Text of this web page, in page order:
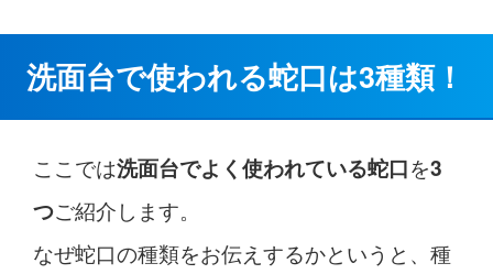
洗面台で使われる蛇口は3種類！
ここでは洗面台でよく使われている蛇口を3
つご紹介します。
なぜ蛇口の種類をお伝えするかというと、種